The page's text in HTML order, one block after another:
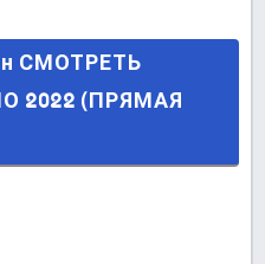
СМОТРЕТЬ ОНЛАЙН
ТРАНСЛЯЦИЯ)
СМОТРЕТЬ
2022 (ПРЯМАЯ